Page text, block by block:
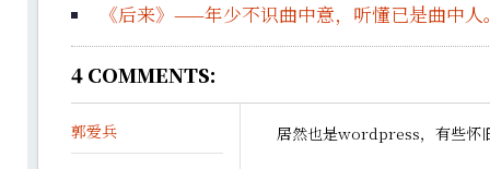
《后来》——年少不识曲中意，听懂已是曲中人
4COMMENTS:
居然也是wordpress，有些怀
郭爱兵